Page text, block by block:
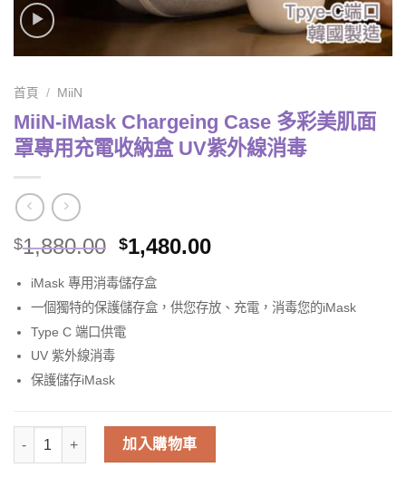
首頁 / MiiN
MiiN-iMask Chargeing Case 多彩美肌面
罩專用充電收納盒 UV紫外線消毒
$1,880.00 $1,480.00
iMask 專用消毒儲存盒
一個獨特的保護儲存盒，供您存放、充電，消毒您的iMask
Type C 端口供電
UV 紫外線消毒
保護儲存iMask
加入購物車